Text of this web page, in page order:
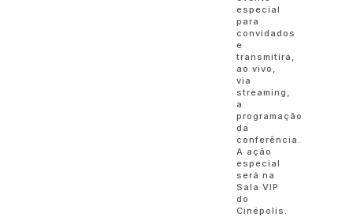
especial
para
convidados
e
transmitirá,
ao vivo,
via
streaming,
a
programação
da
conferência.
A ação
especial
será na
Sala VIP
do
Cinépolis.